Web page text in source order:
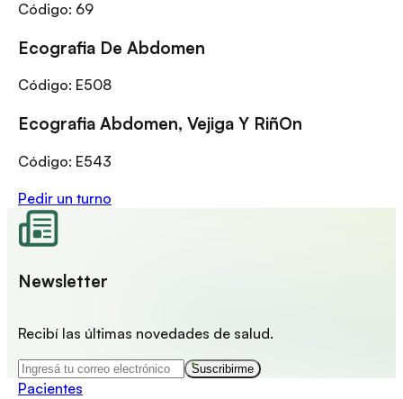
Código: 69
Ecografia De Abdomen
Código: E508
Ecografia Abdomen, Vejiga Y RiñOn
Código: E543
Pedir un turno
Newsletter
Recibí las últimas novedades de salud.
Suscribirme
Pacientes